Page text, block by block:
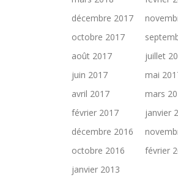
décembre 2017
octobre 2017
août 2017
juillet
juin 2017
mai
avril 2017
mars
février 2017
janvier
décembre 2016
octobre 2016
février
janvier 2013